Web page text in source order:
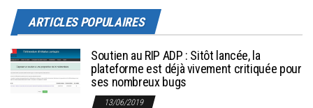
ARTICLES POPULAIRES
Soutien au RIP ADP : Sitôt lancée, la
plateforme est déjà vivement critiquée pour
ses nombreux bugs
13/06/2019